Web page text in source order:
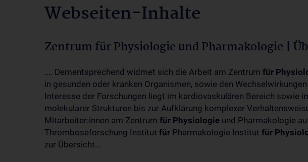
Webseiten-Inhalte
Zentrum für Physiologie und Pharmakologie |
.... Dementsprechend widmet sich die Arbeit am Zentrum für
in gesunden oder kranken Organismen, sowie den
Interesse der Forschungen liegt im kardiovaskulären Bereich sowie
molekularer Strukturen bis zur Aufklärung komplexer
Mitarbeiter:innen am Zentrum für Physiologie und Pharmakologie
Thromboseforschung Institut für Pharmakologie Institut für
zur Übersicht...